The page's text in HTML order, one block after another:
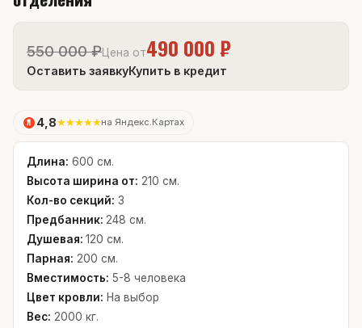
550 000 ₽ Цена от490 000 ₽
Оставить заявкуКупить в кредит
4,8★★★★★ на Яндекс.Картах
Длина: 600 см.
Высота ширина от: 210 см.
Кол-во секций: 3
Предбанник: 248 см.
Душевая: 120 см.
Парная: 200 см.
Вместимость: 5-8 человека
Цвет кровли: На выбор
Вес: 2000 кг.